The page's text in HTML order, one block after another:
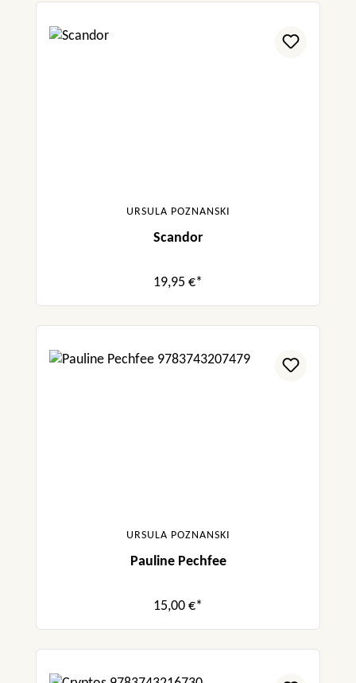
URSULA POZNANSKI
Scandor
19,95 €*
URSULA POZNANSKI
Pauline Pechfee
15,00 €*